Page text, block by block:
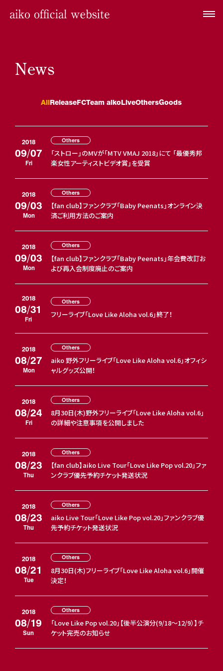
News
AllReleaseFCTeam aikoLiveOthersGoods
2018
09/07
Fri
Others
「ストロー」のMVが「MTV VMAJ 2018」にて 「最優秀邦
楽女性アーティストビデオ賞」を受賞
2018
09/03
Mon
Others
【fan club】ファンクラブ「Baby Peenats」オンライン決
済ご利用方法のご案内
2018
09/03
Mon
Others
【fan club】ファンクラブ「Baby Peenats」年会費改訂お
よび再入会制度廃止のご案内
2018
08/31
Fri
Others
フリーライブ「Love Like Aloha vol.6」終了！
2018
08/27
Mon
Others
aiko 野外フリーライブ「Love Like Aloha vol.6」オフィシ
ャルグッズ公開！
2018
08/24
Fri
Others
8月30日(木)野外フリーライブ「Love Like Aloha vol.6」
の詳細や注意事項を公開しました
2018
08/23
Thu
Others
【fan club】aiko Live Tour「Love Like Pop vol.20」ファ
ンクラブ優先予約チケット発送状況
2018
08/23
Thu
Others
aiko Live Tour「Love Like Pop vol.20」ファンクラブ優
先予約チケット発送状況
2018
08/21
Tue
Others
8月30日(木)フリーライブ「Love Like Aloha vol.6」開催
決定！
2018
08/19
Sun
Others
「Love Like Pop vol.20」【後半公演分(9/18〜12/9）】チ
ケット完売のお知らせ